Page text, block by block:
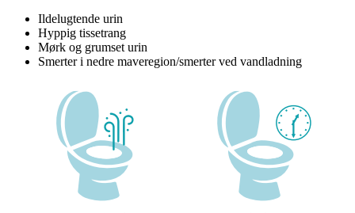
Ildelugtende urin
Hyppig tissetrang
Mørk og grumset urin
Smerter i nedre maveregion/smerter ved vandladning